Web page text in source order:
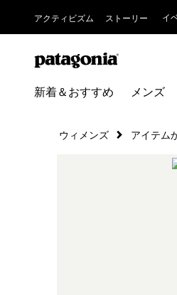
アクティビズム ストーリー イ
新着＆おすすめ メンズ
ウィメンズ アイテム